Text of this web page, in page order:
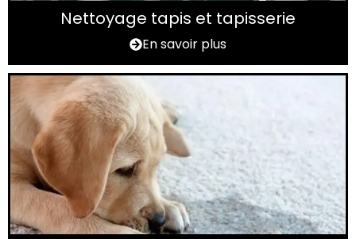
Nettoyage tapis et tapisserie
En savoir plus